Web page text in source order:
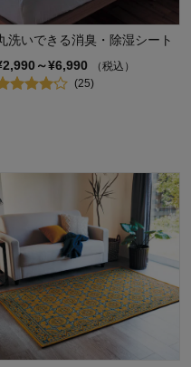
洗いできる消臭・除湿シート
～¥6,990
（税込）
(25)